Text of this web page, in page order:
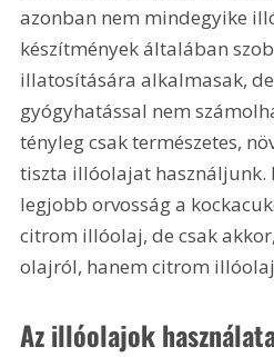
azonban nem mindegyike
készítmények általában
illatosítására alkalmasak, de
gyógyhatással nem
tényleg csak természetes,
tiszta illóolajat használjunk.
legjobb orvosság a
citrom illóolaj, de csak
olajról, hanem citrom
Az illóolajok